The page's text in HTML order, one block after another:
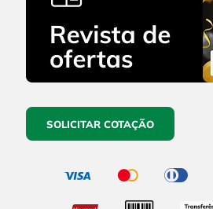
SOLICITAR COTAÇÃO